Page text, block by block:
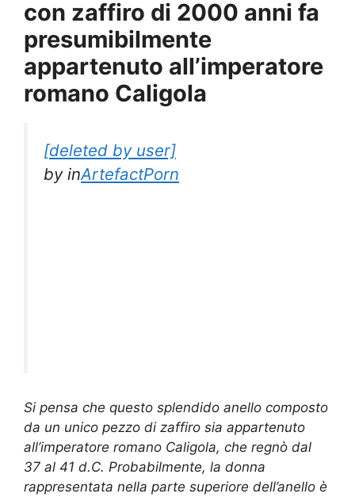
con zaffiro di 2000 anni fa
presumibilmente
appartenuto all’imperatore
romano Caligola
[deleted by user]
byinArtefactPorn
Si pensa che questo splendido anello composto
da un unico pezzo di zaffiro sia appartenuto
all’imperatore romano Caligola, che regnò dal
37 al 41 d.C. Probabilmente, la donna
rappresentata nella parte superiore dell’anello è